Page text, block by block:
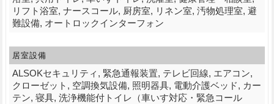
リフト浴室, ナースコール, 厨房室, リネン室, 汚物処理室, 避
難設備, オートロックインターフォン
居室設備
ALSOKセキュリティ, 緊急通報装置, テレビ回線, エアコン,
クローゼット, 空調換気設備, 照明器具, 電動介護ベッド, カー
テン, 寝具, 洗浄機能付トイレ（車いす対応・緊急コール